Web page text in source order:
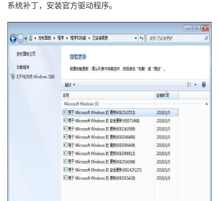
系统补丁，安装官方驱动程序。